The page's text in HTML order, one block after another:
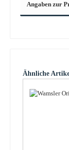
Angaben zur
Produktgalerie
Ähnliche